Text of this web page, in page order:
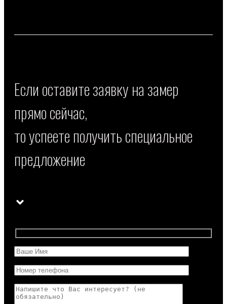
Если оставите заявку на замер
прямо сейчас,
то успеете получить специальное
предложение